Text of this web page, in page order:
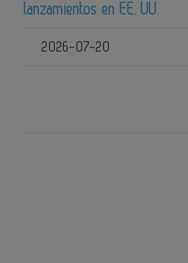
lanzamientos en EE. UU.
2026-07-20